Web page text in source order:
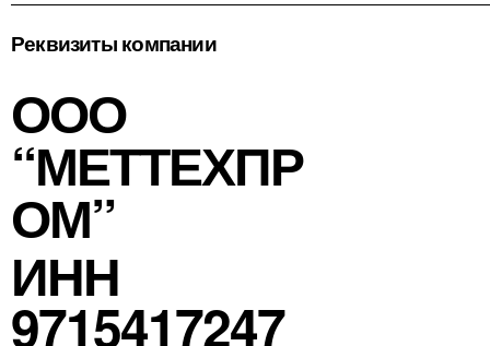
(2)
(3)
4,9 мм (2)
5,5 мм (2)
5 мм (6)
5,2 мм
5,3 мм (1)
5,8 мм (2)
Реквизиты компании
ООО
“МЕТТЕХПР
ОМ”
ИНН
9715417247